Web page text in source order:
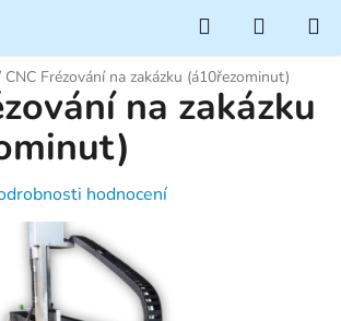
Hledat
KOŠÍK
CNC Frézování na zakázku (á10řezominut)
na zakázku
hodnocení